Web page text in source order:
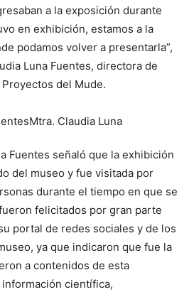
a la exposición durante
en exhibición, estamos a la
podamos volver a presentarla”,
Luna Fuentes, directora de
del Mude.
Mtra. Claudia Luna
Fuentes señaló que la exhibición
del museo y fue visitada por
durante el tiempo en que se
felicitados por gran parte
portal de redes sociales y de los
ya que indicaron que fue la
a contenidos de esta
científica,